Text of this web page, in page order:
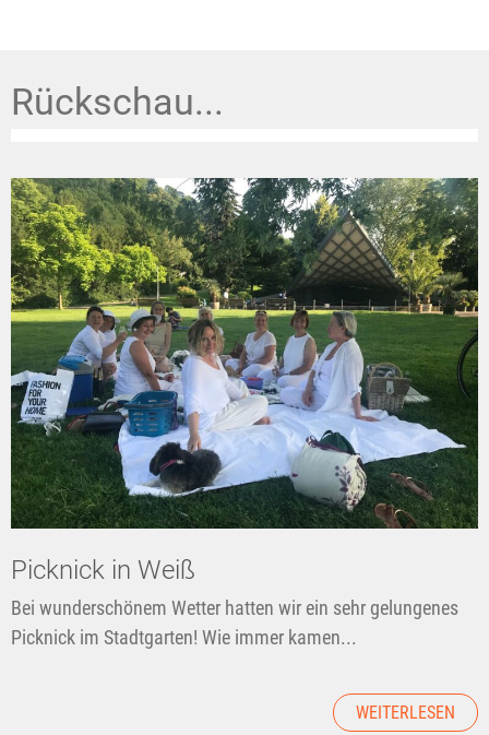
Rückschau...
Picknick in Weiß
Bei wunderschönem Wetter hatten wir ein sehr gelungenes
Picknick im Stadtgarten! Wie immer kamen...
WEITERLESEN